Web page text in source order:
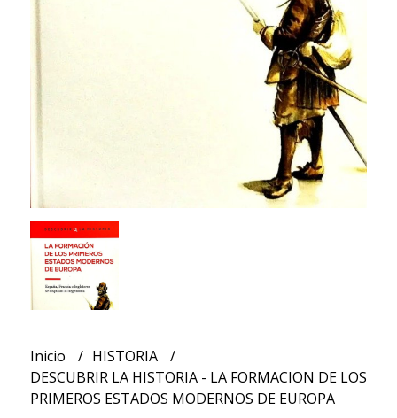
Inicio
HISTORIA
DESCUBRIR LA HISTORIA - LA FORMACION DE LOS
PRIMEROS ESTADOS MODERNOS DE EUROPA